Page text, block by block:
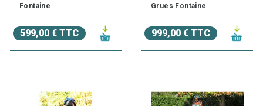
Fontaine
599,00 € TTC
Grues Fontaine
999,00 € TTC